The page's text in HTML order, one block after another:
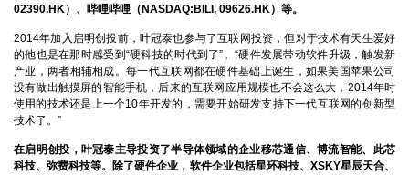
02390.HK）、哔哩哔哩（NASDAQ:BILI, 09626.HK）等。
2014年加入启明创投前，叶冠泰也参与了互联网投资，但对于技术有天生爱好
的他也是在那时感受到“硬科技的时代到了”。“硬件发展带动软件升级，触发新
产业，两者相辅相成。每一代互联网都在硬件基础上诞生，如果美国苹果公司
没有做出触摸屏的智能手机，后来的互联网应用规模也不会这么大，2014年时
使用的技术还是上一个10年开发的，需要开始研发支持下一代互联网的创新型
技术了。”
在启明创投，叶冠泰主导投资了半导体领域的企业移芯通信、博流智能、此芯
科技、弥费科技等。除了硬件企业，软件企业包括星环科技、XSKY星辰天合、